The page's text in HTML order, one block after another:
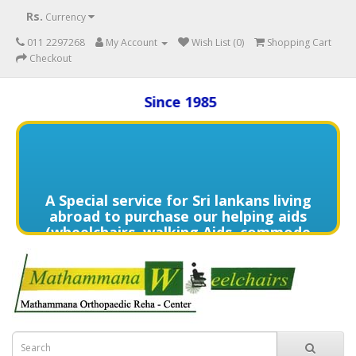
Rs. Currency
011 2297268
My Account Wish List (0)
Shopping Cart
Checkout
Since 1985
A Special service for Sri lankans living
abroad to purchase our helping aids
(wheelchairs, walking Aids, commode
directly to the home of your loved
one's in need contact us (+94) 70 329
7268 via WhatsApp for more details of
services offered.
විදේශයන්හි වෙසෙන ඔබගේ මෙරට සිටින